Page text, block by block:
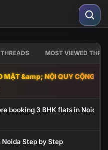
MOST VIEWED
MẬT &amp; NỘI QUY CỘNG
booking 3 BHK flats in Noida?
Step by Step